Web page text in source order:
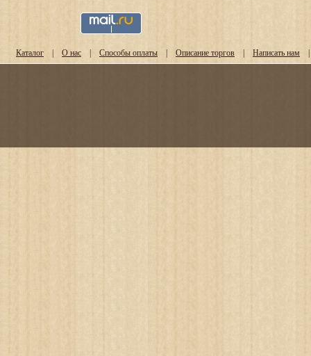
Каталог | О нас | Способы оплаты | Описание торгов | Написать нам |